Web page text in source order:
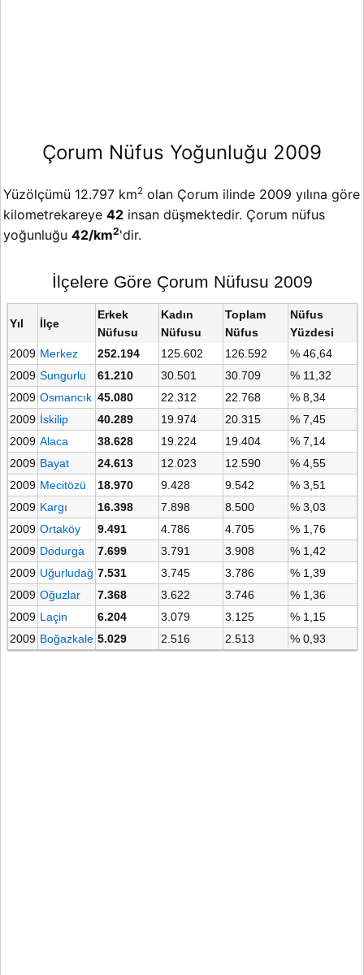
Çorum Nüfus Yoğunluğu 2009
Yüzölçümü 12.797 km2 olan Çorum ilinde 2009 yılına göre
kilometrekareye 42 insan düşmektedir. Çorum nüfus
yoğunluğu 42/km2'dir.
İlçelere Göre Çorum Nüfusu 2009
Yıl İlçe
Erkek
Nüfusu
Kadın
Nüfusu
Toplam
Nüfus
Nüfus
Yüzdesi
2009 Merkez 252.194 125.602 126.592
% 46,64
2009 Sungurlu 61.210 30.501 30.709
% 11,32
2009 Osmancık 45.080 22.312 22.768
% 8,34
2009 İskilip 40.289 19.974 20.315
% 7,45
2009 Alaca 38.628 19.224 19.404
% 7,14
2009 Bayat 24.613 12.023 12.590
% 4,55
2009 Mecitözü 18.970 9.428 9.542
% 3,51
2009 Kargı 16.398 7.898 8.500
% 3,03
2009 Ortaköy 9.491 4.786 4.705
% 1,76
2009 Dodurga 7.699 3.791 3.908
% 1,42
2009 Uğurludağ 7.531 3.745 3.786
% 1,39
2009 Oğuzlar 7.368 3.622 3.746
% 1,36
2009 Laçin 6.204 3.079 3.125
% 1,15
2009 Boğazkale 5.029 2.516 2.513 % 0,93